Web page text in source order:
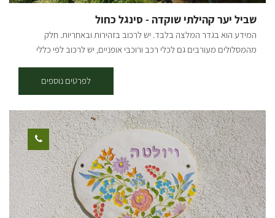
שביל יער קהילתי שוקדה - סינגל כחול
המידע הוא בגדר המלצה בלבד. יש לרכוב בזהירות ובאחריות. חלק
מהמסלולים מעורבים גם לכלי רכב ורוכבי אופניים, יש לרכוב לפי כללי
ק"מ נקודת התחלה וסיום: ניתן לצאת למסלול משתי נקודות התחלה וסיום -
בארי ויער שוקדה (המסלול הינו מעגלי, חד-כיווני עם כיוון השעון). תקציר על
אזור הטיול: המסלול עובר בפינות הרחוקות והפורחות ביער שוקדה, הסינגל
משולט בשטח באמצעות עמודי עץ שעליהם לוח קטן בצבע כחול עם רוכב
אופניים במרכזו. תקציר המסלול: * יציאה מבארי - נרכב בדרך העפר
המקבילה לכביש הכניסה לבארי לכיוון כביש 232, נחצה וניכנס לדרך מצד
ימין, שם נראה שילוט של הסינגל. לאחר 200 מ' בסינגל נגיע לפיצול שבו
נמשיך בזרוע השמאלית, עם הסימון הכחול, במשך כשני קילומטרים
נוספים, עד שהוא מתעקל ימינה ומתרחק מכביש 232. בדרך עוברים
בחלקי שטח פתוחים וחלק בתוך החורש. 5.7 ק"מ מתחילת המסלול, אנו
לפרטים נוספים